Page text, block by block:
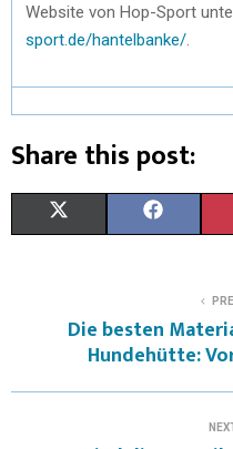
Website von Hop-Sport
sport.de/hantelbanke/
Share this post:
W E
Die besten
Hundehütte: